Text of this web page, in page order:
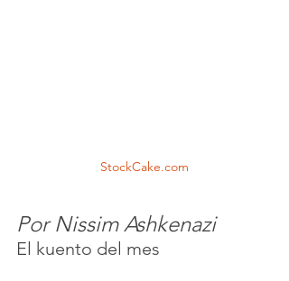
StockCake.com
Por Nissim Ashkenazi
El kuento del mes